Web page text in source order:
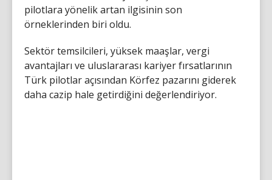
pilotlara yönelik artan ilgisinin son
örneklerinden biri oldu.
Sektör temsilcileri, yüksek maaşlar, vergi
avantajları ve uluslararası kariyer fırsatlarının
Türk pilotlar açısından Körfez pazarını giderek
daha cazip hale getirdiğini değerlendiriyor.